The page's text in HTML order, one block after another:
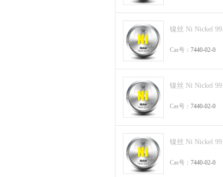
镍丝 Ni Nickel
Cas号： 7440-02-0
镍丝 Ni Nickel
Cas号： 7440-02-0
镍丝 Ni Nickel
Cas号： 7440-02-0